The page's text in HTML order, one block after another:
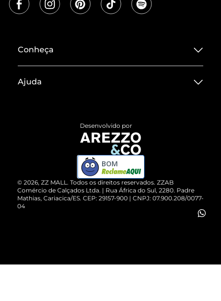
Conheça
Termos de Uso
ZZ MALL é confiável
Cartão Presente
Vendas Corporativas
Ajuda
Devolução do Produto
Compre pelo WhatsApp
© 2026, ZZ MALL. Todos os direitos reservados. ZZAB
Comércio de Calçados Ltda. | Rua África do Sul, 2280. Padre
Mathias, Cariacica/ES. CEP: 29157-900 | CNPJ: 07.900.208/0077-
04
Desenvolvido por
BOM